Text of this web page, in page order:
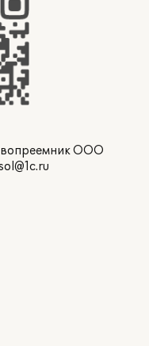
ООО